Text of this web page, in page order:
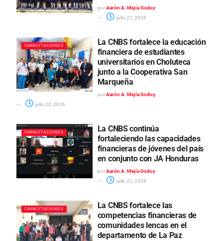
por Aarón A. Mejía Godoy
julio 27, 2026
CAPACITACIONES
La CNBS fortalece la educación
financiera de estudiantes
universitarios en Choluteca
junto a la Cooperativa San
Marqueña
por Aarón A. Mejía Godoy
julio 22, 2026
CAPACITACIONES
La CNBS continúa
fortaleciendo las capacidades
financieras de jóvenes del país
en conjunto con JA Honduras
por Aarón A. Mejía Godoy
julio 22, 2026
CAPACITACIONES
La CNBS fortalece las
competencias financieras de
comunidades lencas en el
departamento de La Paz